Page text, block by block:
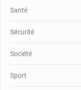
Santé
Sécurité
Société
Sport